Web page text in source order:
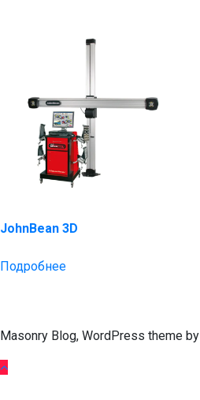
JohnBean 3D
Подробнее
Masonry Blog, WordPress theme by